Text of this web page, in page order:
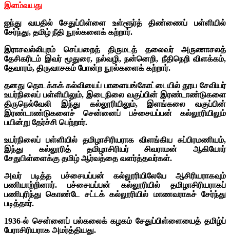
இளம்வயது
ஐந்து வயதில் சேதுப்பிள்ளை உள்ளூர்த் திண்ணைப் பள்ளியில்
சேர்ந்து, தமிழ் நீதி நூல்களைக் கற்றார்.
இராசவல்லிபுரம் செப்பறைத் திருமடத் தலைவர் அருணாசலத்
தேசிகரிடம் இவர் மூதுரை, நல்வழி, நன்னெறி, நீதிநெறி விளக்கம்,
தேவாரம், திருவாசகம் போன்ற நூல்களைக் கற்றார்.
தனது தொடக்கக் கல்வியைப் பாளையங்கோட்டையில் தூய சேவியர்
உயர்நிலைப் பள்ளியிலும், இடைநிலை வகுப்பின் இரண்டாண்டுகளை
திருநெல்வேலி இந்து கல்லூரியிலும், இளங்கலை வகுப்பின்
இரண்டாண்டுகளைச் சென்னைப் பச்சையப்பன் கல்லூரியிலும்
பயின்று தேர்ச்சி பெற்றார்.
உயர்நிலைப் பள்ளியில் தமிழாசிரியராக விளங்கிய சுப்பிரமணியம்,
இந்து கல்லூரித் தமிழாசிரியர் சிவராமன் ஆகியோர்
சேதுபிள்ளைக்கு தமிழ் ஆர்வத்தை வளர்த்தவர்கள்.
அவர் படித்த பச்சையப்பன் கல்லூரியிலேயே ஆசிரியராகவும்
பணியாற்றினார். பச்சையப்பன் கல்லூரியில் தமிழாசிரியராகப்
பணிபுரிந்து கொண்டே சட்டக் கல்லூரியில் மாணவராகச் சேர்ந்து
படித்தார்.
1936-ல் சென்னைப் பல்கலைக் கழகம் சேதுப்பிள்ளையைத் தமிழ்ப்
பேராசிரியராக அமர்த்தியது.